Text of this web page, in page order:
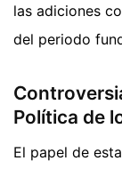
las adiciones
del periodo
Política de
El papel de